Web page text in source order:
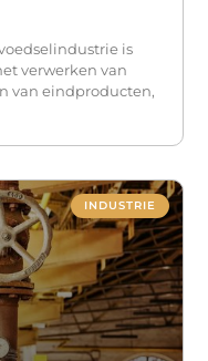
is
verwerken van
van eindproducten,
INDUSTRIE